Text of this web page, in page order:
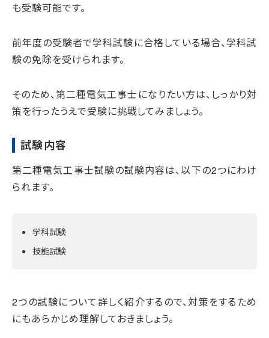
も受験可能です。
前年度の受験者で学科試験に合格している場合、学科試
験の免除を受けられます。
そのため、第二種電気工事士になりたい方は、しっかり対
策を行ったうえで受験に挑戦してみましょう。
試験内容
第二種電気工事士試験の試験内容は、以下の2つにわけ
られます。
学科試験
技能試験
2つの試験について詳しく紹介するので、対策をするため
にもあらかじめ理解しておきましょう。